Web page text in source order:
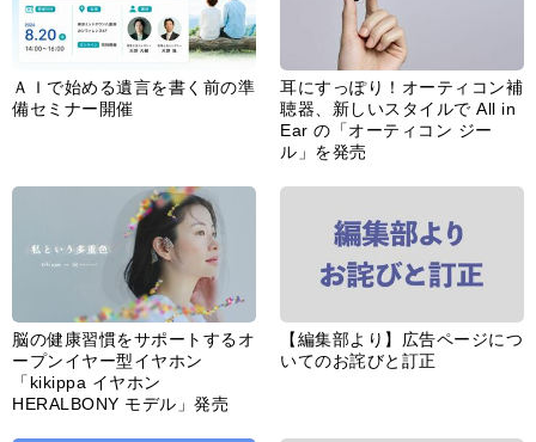
ＡＩで始める遺言を書く前の準
備セミナー開催
耳にすっぽり！オーティコン補
聴器、新しいスタイルで All in
Ear の「オーティコン ジー
ル」を発売
脳の健康習慣をサポートするオ
ープンイヤー型イヤホン
「kikippa イヤホン
HERALBONY モデル」発売
【編集部より】広告ページにつ
いてのお詫びと訂正